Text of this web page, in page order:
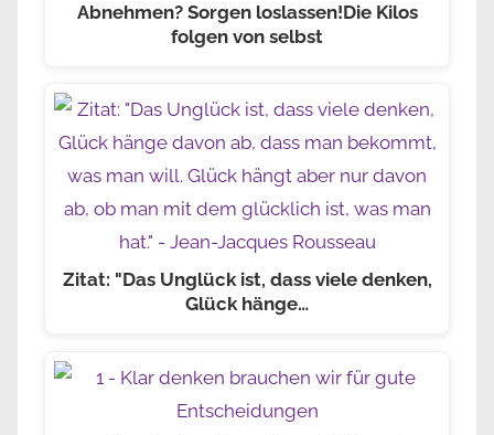
Abnehmen? Sorgen loslassen!Die Kilos
folgen von selbst
Zitat: "Das Unglück ist, dass viele denken,
Glück hänge…